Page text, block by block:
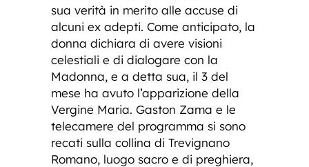
sua verità in merito alle accuse di
alcuni ex adepti. Come anticipato, la
donna dichiara di avere visioni
celestiali e di dialogare con la
Madonna, e a detta sua, il 3 del
mese ha avuto l’apparizione della
Vergine Maria. Gaston Zama e le
telecamere del programma si sono
recati sulla collina di Trevignano
Romano, luogo sacro e di preghiera,